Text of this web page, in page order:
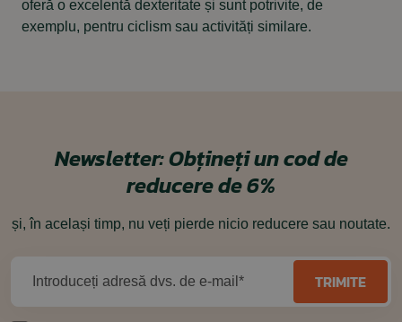
oferă o excelentă dexteritate și sunt potrivite, de
exemplu, pentru ciclism sau activități similare.
Newsletter:Obțineți un cod de
reducere de 6%
și, în același timp, nu veți pierde nicio reducere sau noutate.
Introduceți adresă dvs. de e-mail* TRIMITE